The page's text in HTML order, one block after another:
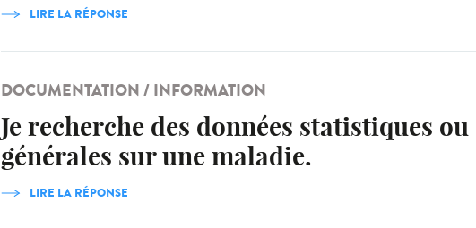
LIRE LA RÉPONSE
DOCUMENTATION / INFORMATION
Je recherche des données statistiques
générales sur une maladie.
LIRE LA RÉPONSE